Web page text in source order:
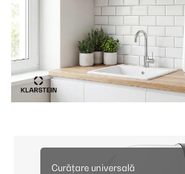
Curățare universală